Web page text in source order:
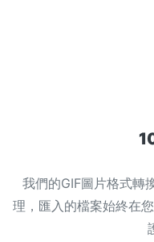
我們的GIF圖片格式轉
理，匯入的檔案始終在